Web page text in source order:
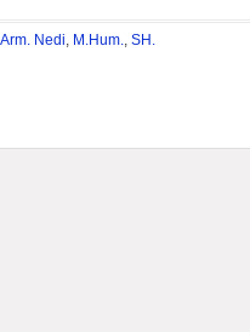
Nedi, M.Hum., SH.